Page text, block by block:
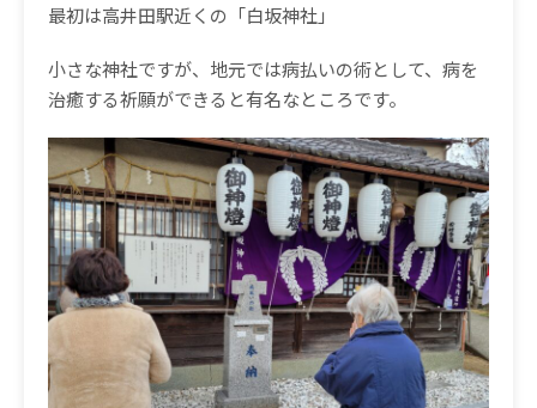
最初は高井田駅近くの「白坂神社」
小さな神社ですが、地元では病払いの術として、病を
治癒する祈願ができると有名なところです。